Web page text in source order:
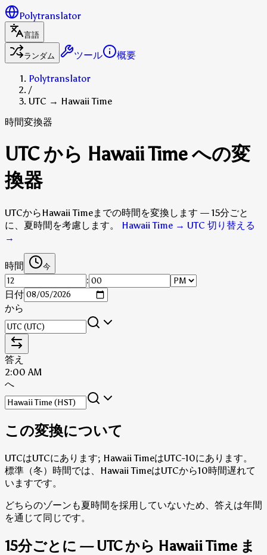
Polytranslator
言語
ランダム ツール 概要
Polytranslator
/
UTC → Hawaii Time
時間変換器
UTC から Hawaii Time への変
換器
UTCからHawaii Timeまでの時間を変換します — 15分ごと
に、夏時間を考慮します。
Hawaii Time → UTC 切り替える
→
時間 今
:
日付
から
答え
2:00 AM
へ
この変換について
UTCはUTCにあります; Hawaii TimeはUTC-10にあります。
標準（冬）時間では、Hawaii TimeはUTCから10時間遅れて
いますです。
どちらのゾーンも夏時間を採用していないため、答えは年間
を通じて同じです。
15分ごとに — UTC から Hawaii Time ま